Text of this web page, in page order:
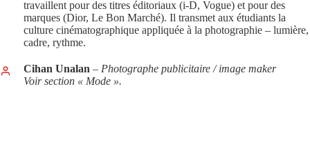
travaillent pour des titres éditoriaux (i-D, Vogue) et pour des
marques (Dior, Le Bon Marché). Il transmet aux étudiants la
culture cinématographique appliquée à la photographie – lumière,
cadre, rythme.
Cihan Unalan – Photographe publicitaire / image maker
Voir section « Mode ».